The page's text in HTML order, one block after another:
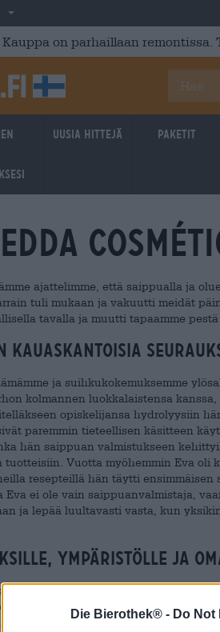
Die Bierothek® - Do
Suomi
Kauppa on parhaillaan remontissa.
Uusia hittejä Paketit
ajattelimme, että saippualla ja
tuli mukaan ja vakuutti meidät
tavalla ja muutti tapaamme pestä
kauaskantoisia
ja suihkukokemuksemme
kolmannen luokkalaistensa
opiskelijansa hydrolyysiin
paremmin tieteellisen käsitteen
hän saippuan valmistukseen
tuotteisiin. Vuotta myöhemmin Eva oli
resepteillä hän täytti
Eva ei ole vain saippuanvalmistaja,
ja lepää luultavasti vasta, kun
ympäristölle ja
mahdollisimman iho- ja
laadun ja luo saippuoita,
tai eläinrasvaa ei käytetä.